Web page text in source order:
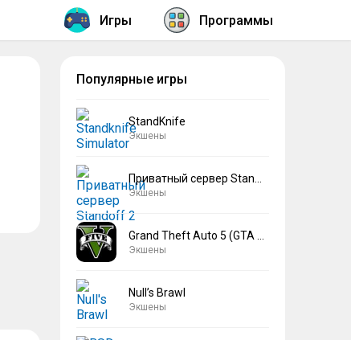
Игры Программы
Популярные игры
StandKnife
Экшены
Экшены
Экшены
Null’s Brawl
Экшены